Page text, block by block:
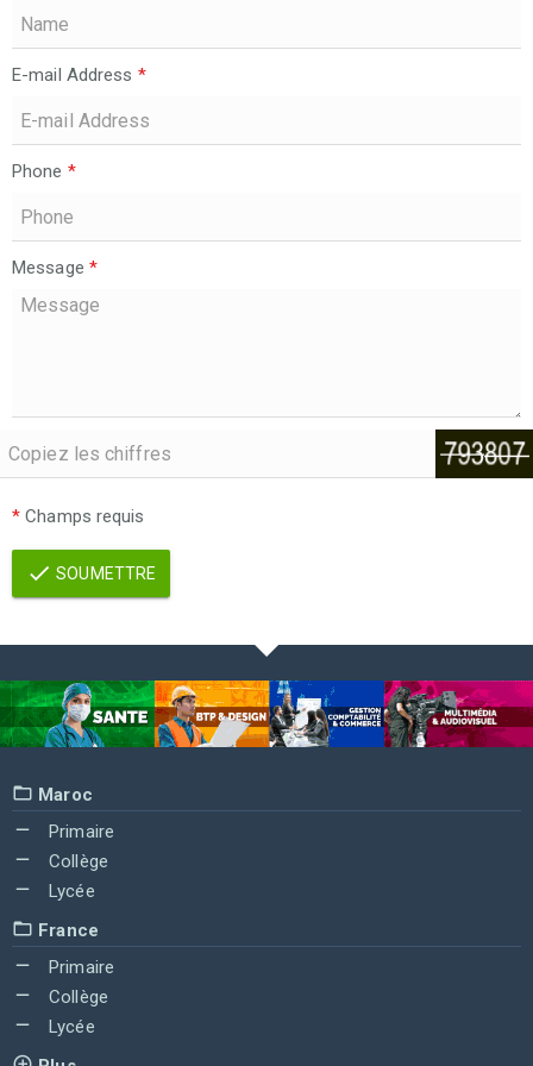
E-mail Address *
Phone *
Message *
* Champs requis
SOUMETTRE
Maroc
Primaire
Collège
Lycée
France
Primaire
Collège
Lycée